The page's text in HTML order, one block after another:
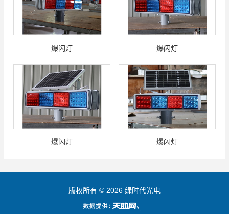
爆闪灯 爆闪灯
爆闪灯 爆闪灯
版权所有 © 2026 绿时代光电